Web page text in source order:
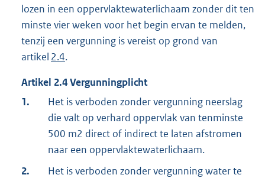
lozen in een oppervlaktewaterlichaam zonder dit ten
minste vier weken voor het begin ervan te melden,
tenzij een vergunning is vereist op grond van
artikel 2.4.
Artikel 2.4Vergunningplicht
1.
Het is verboden zonder vergunning neerslag
die valt op verhard oppervlak van tenminste
500 m2 direct of indirect te laten afstromen
naar een oppervlaktewaterlichaam.
2.
Het is verboden zonder vergunning water te